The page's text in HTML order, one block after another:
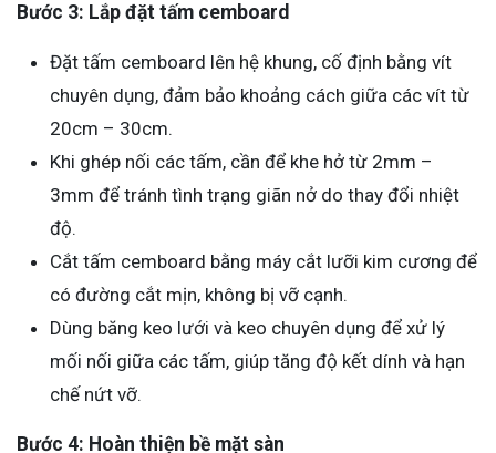
Bước 3: Lắp đặt tấm cemboard
Đặt tấm cemboard lên hệ khung, cố định bằng vít
chuyên dụng, đảm bảo khoảng cách giữa các vít từ
20cm – 30cm.
Khi ghép nối các tấm, cần để khe hở từ 2mm –
3mm để tránh tình trạng giãn nở do thay đổi nhiệt
độ.
Cắt tấm cemboard bằng máy cắt lưỡi kim cương để
có đường cắt mịn, không bị vỡ cạnh.
Dùng băng keo lưới và keo chuyên dụng để xử lý
mối nối giữa các tấm, giúp tăng độ kết dính và hạn
chế nứt vỡ.
Bước 4: Hoàn thiện bề mặt sàn